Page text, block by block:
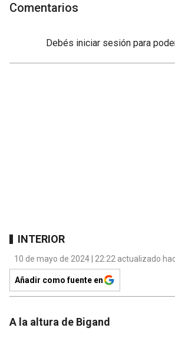
Comentarios
Debés iniciar sesión para
INTERIOR
10 de mayo de 2024 | 22:22 actualizado
Añadir como fuente en
A la altura de Bigand